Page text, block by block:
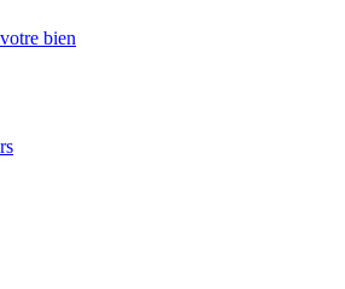
bien